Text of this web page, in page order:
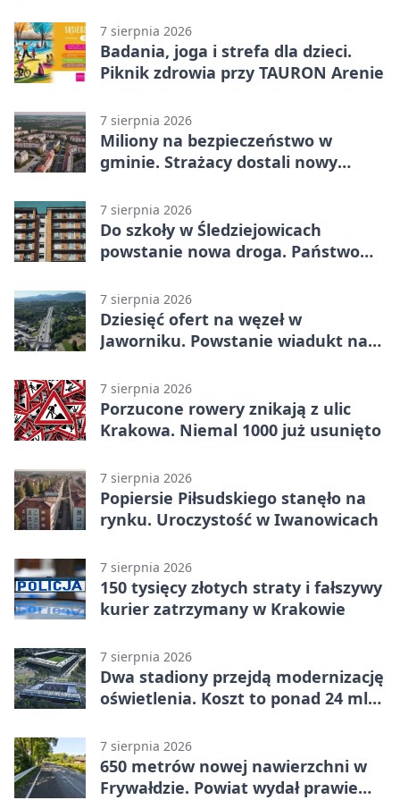
7 sierpnia 2026
Badania, joga i strefa dla dzieci.
Piknik zdrowia przy TAURON Arenie
7 sierpnia 2026
Miliony na bezpieczeństwo w
gminie. Strażacy dostali nowy
7 sierpnia 2026
Do szkoły w Śledziejowicach
powstanie nowa droga. Państwo
7 sierpnia 2026
Dziesięć ofert na węzeł w
Jaworniku. Powstanie wiadukt nad
7 sierpnia 2026
Porzucone rowery znikają z ulic
Krakowa. Niemal 1000 już usunięto
7 sierpnia 2026
Popiersie Piłsudskiego stanęło na
rynku. Uroczystość w Iwanowicach
7 sierpnia 2026
150 tysięcy złotych straty i fałszywy
kurier zatrzymany w Krakowie
7 sierpnia 2026
Dwa stadiony przejdą modernizację
oświetlenia. Koszt to ponad 24 mln
7 sierpnia 2026
650 metrów nowej nawierzchni w
Frywałdzie. Powiat wydał prawie